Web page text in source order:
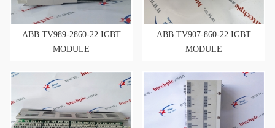
ABB TV989-2860-22 IGBT
MODULE
ABB TV907-860-22 IGBT
MODULE